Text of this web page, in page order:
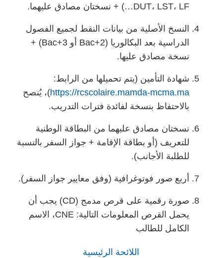
DUT، LST، LF…) + نسختان مصادق عليهما.
النسخ الأصلية من بيانات النقط لجميع الفصول
الدراسية بعد البكالوريا (Bac+2 أو Bac+3) +
نسخة مصادق عليها.
شهادة التأمين (يتم تحميلها من الرابط:
https://rcscolaire.mamda-mcma.ma)، يُنصح
بالاحتفاظ بنسخة لفائدة فترات التدريب.
نسختان مصادق عليهما من البطاقة الوطنية
للتعريف (أو بطاقة الإقامة + جواز السفر بالنسبة
للطلبة الأجانب).
أربع صور فوتوغرافية (وفق معايير جواز السفر).
صورة رقمية على قرص مدمج (CD) يجب أن
يحمل القرص المعلومات التالية: CNE، الاسم
الكامل للطالب
اللائحة الرئيسية